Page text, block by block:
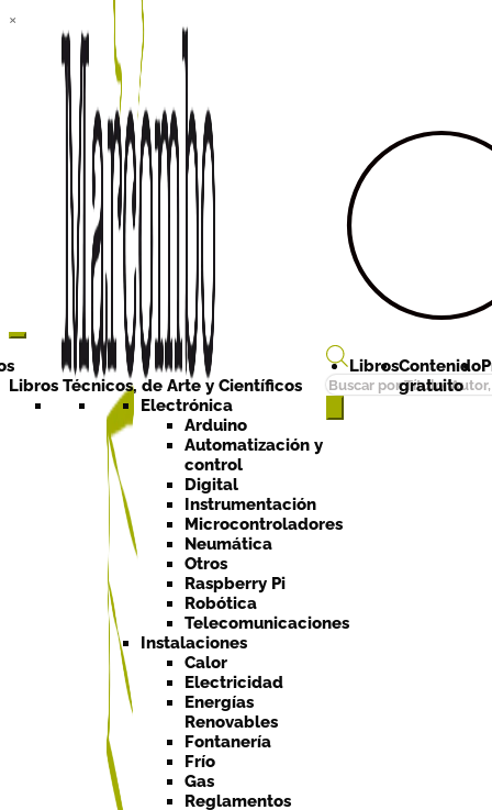
×
Búsqueda
de
Libros Técnicos, de Arte y Científicos
Electrónica
Arduino
Automatización y
control
Digital
Instrumentación
Microcontroladores
Neumática
Otros
Raspberry Pi
Robótica
Telecomunicaciones
Instalaciones
Calor
Electricidad
Energías
Renovables
Fontanería
Frío
Gas
Reglamentos
LibrosContenido
gratuito